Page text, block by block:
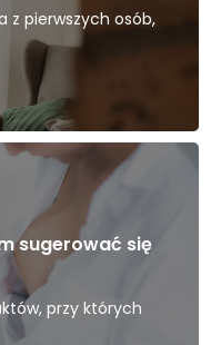
z pierwszych osób,
sugerować się
przy których